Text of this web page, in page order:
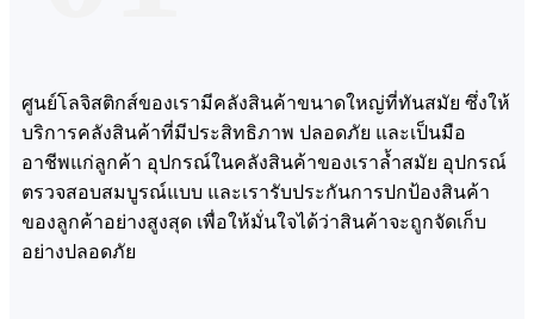
ศูนย์โลจิสติกส์ของเรามีคลังสินค้าขนาดใหญ่ที่ทันสมัย ​​ซึ่งให้
บริการคลังสินค้าที่มีประสิทธิภาพ ปลอดภัย และเป็นมือ
อาชีพแก่ลูกค้า อุปกรณ์ในคลังสินค้าของเราล้ำสมัย อุปกรณ์
ตรวจสอบสมบูรณ์แบบ และเรารับประกันการปกป้องสินค้า
ของลูกค้าอย่างสูงสุด เพื่อให้มั่นใจได้ว่าสินค้าจะถูกจัดเก็บ
อย่างปลอดภัย